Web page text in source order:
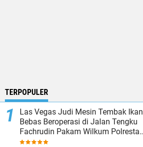
TERPOPULER
Las Vegas Judi Mesin Tembak Ikan
Bebas Beroperasi di Jalan Tengku
Fachrudin Pakam Wilkum Polresta
Deliserdang